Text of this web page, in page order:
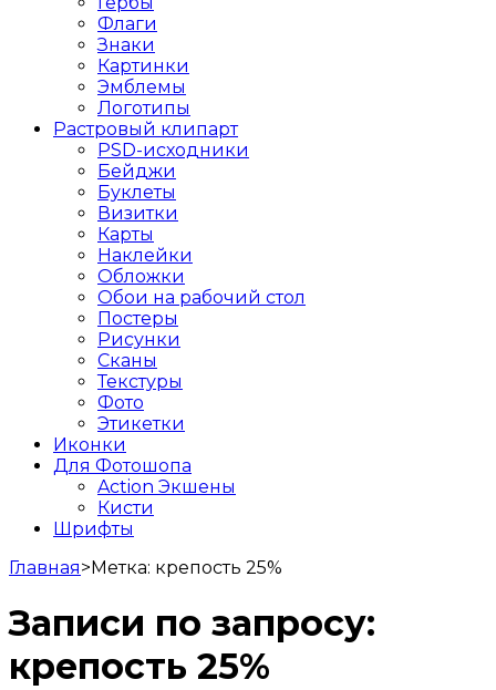
Флаги
Знаки
Картинки
Эмблемы
Логотипы
Растровый клипарт
PSD-исходники
Бейджи
Буклеты
Визитки
Карты
Наклейки
Обложки
Обои на рабочий стол
Постеры
Рисунки
Сканы
Текстуры
Фото
Этикетки
Иконки
Для Фотошопа
Action Экшены
Кисти
Шрифты
Главная>Метка: крепость 25%
Записи по запросу:
крепость 25%